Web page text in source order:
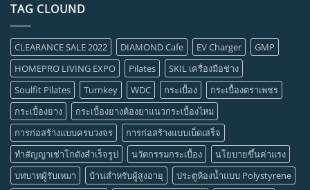
TAG CLOUND
CLEARANCE SALE 2022 DIAMOND Cafe EV Charger
GMP
HOMEPRO LIVING EXPO
Pilates
SKIL เครื่องมือช่าง
Soulfit Pilates
Turnkey WDC กระเบื้อง
กระเบื้องตราเพชร
กระเบื้องยาง
กระเบื้องยางต้องยาแนวกระเบื้องไหม
การก่อสร้างแบบครบวงจร
การก่อสร้างแบบเบ็ดเสร็จ
ทำสัญญาเช่าโกดังสำเร็จรูป
นวัตกรรมกระเบื้อง
นโยบายขึ้นค่าแรง
บทบาทผู้รับเหมา
บ้านสำหรับผู้สูงอายุ
ประตูห้องน้ำแบบ Polystyrene